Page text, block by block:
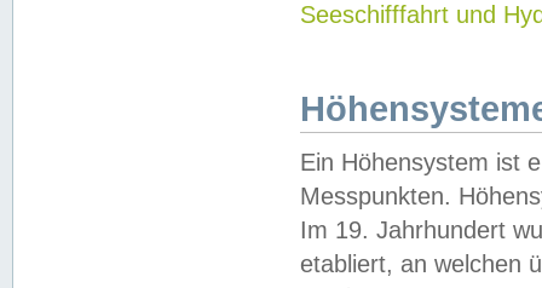
Seeschifffahrt und
Ein Höhensystem ist
Messpunkten.
Im 19. Jahrhundert
etabliert, an welchen